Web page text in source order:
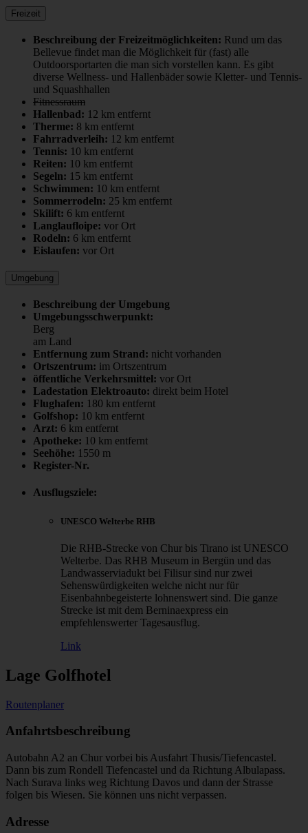
Freizeit
Beschreibung der Freizeitmöglichkeiten: Rund um das
Bellevue findet man die Möglichkeit für (fast) alle
Outdoorsportarten die man sich vorstellen kann. Es gibt
diverse Wellness- und Hallenbäder sowie Kletter- und Tennis-
und Squashhallen
Fitnessraum
Hallenbad: 12 km entfernt
Therme: 8 km entfernt
Fahrradverleih: 12 km entfernt
Tennis: 10 km entfernt
Reiten: 10 km entfernt
Segeln: 15 km entfernt
Schwimmen: 10 km entfernt
Sommerrodeln: 25 km entfernt
Skilift: 6 km entfernt
Langlaufloipe: vor Ort
Rodeln: 6 km entfernt
Eislaufen: vor Ort
Umgebung
Beschreibung der Umgebung
Umgebungsschwerpunkt:
Berg
am Land
Entfernung zum Strand: nicht vorhanden
Ortszentrum: im Ortszentrum
öffentliche Verkehrsmittel: vor Ort
Ladestation Elektroauto: direkt beim Hotel
Flughafen: 180 km entfernt
Golfshop: 10 km entfernt
Arzt: 6 km entfernt
Apotheke: 10 km entfernt
Seehöhe: 1550 m
Register-Nr.
Ausflugsziele:
UNESCO Welterbe RHB
Die RHB-Strecke von Chur bis Tirano ist UNESCO
Welterbe. Das RHB Museum in Bergün und das
Landwasserviadukt bei Filisur sind nur zwei
Sehenswürdigkeiten welche nicht nur für
Eisenbahnbegeisterte lohnenswert sind. Die ganze
Strecke ist mit dem Berninaexpress ein
empfehlenswerter Tagesausflug.
Link
Lage Golfhotel
Routenplaner
+
−
Anfahrtsbeschreibung
Autobahn A2 an Chur vorbei bis Ausfahrt Thusis/Tiefencastel.
Dann bis zum Rondell Tiefencastel und da Richtung Albulapass.
Nach Surava links weg Richtung Davos und dann der Strasse
folgen bis Wiesen. Sie können uns nicht verpassen.
Adresse